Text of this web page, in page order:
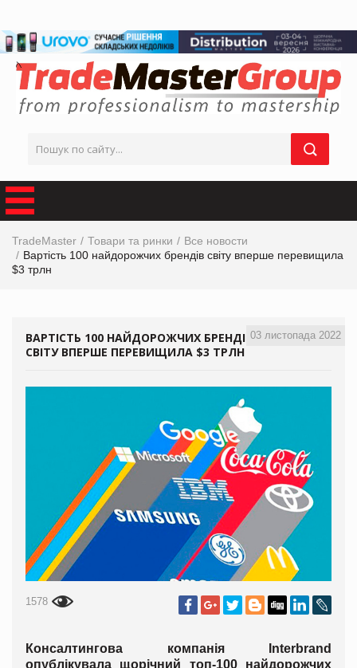
TradeMaster Товари та ринки
Все новости
Вартість 100 найдорожчих брендів світу вперше перевищила
$3 трлн
03 листопада 2022
ВАРТІСТЬ 100 НАЙДОРОЖЧИХ БРЕНДІВ
СВІТУ ВПЕРШЕ ПЕРЕВИЩИЛА $3 ТРЛН
1578
Консалтингова компанія Interbrand
опублікувала щорічний топ-100 найдорожчих